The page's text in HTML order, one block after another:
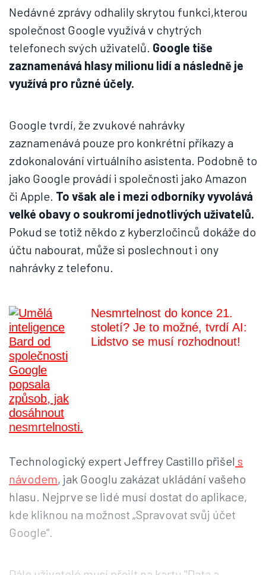
Nedávné zprávy odhalily skrytou funkci,kterou
společnost Google využívá v chytrých
telefonech svých uživatelů. Google tiše
zaznamenává hlasy milionu lidí a následně je
využívá pro různé účely.
Google tvrdí, že zvukové nahrávky
zaznamenává pouze pro konkrétní příkazy a
zdokonalování virtuálního asistenta. Podobně to
jako Google provádí i společnosti jako Amazon
či Apple. To však ale i mezi odborníky vyvolává
velké obavy o soukromí jednotlivých uživatelů.
Pokud se totiž někdo z kyberzločinců dokáže do
účtu nabourat, může si poslechnout i ony
nahrávky z telefonu.
Nesmrtelnost do konce 21.
století? Je to možné, tvrdí AI:
Lidstvo se musí rozhodnout!
Technologický expert Jeffrey Castillo přišel s
návodem, jak Googlu zakázat ukládání vašeho
hlasu. Nejprve se lidé musí dostat do aplikace,
kde kliknou na možnost „Spravovat svůj účet
Google“.